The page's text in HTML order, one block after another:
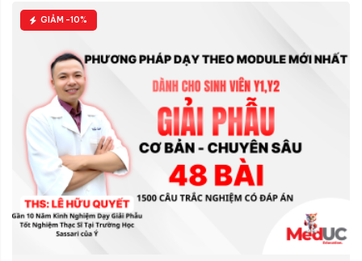
GIẢM -10%